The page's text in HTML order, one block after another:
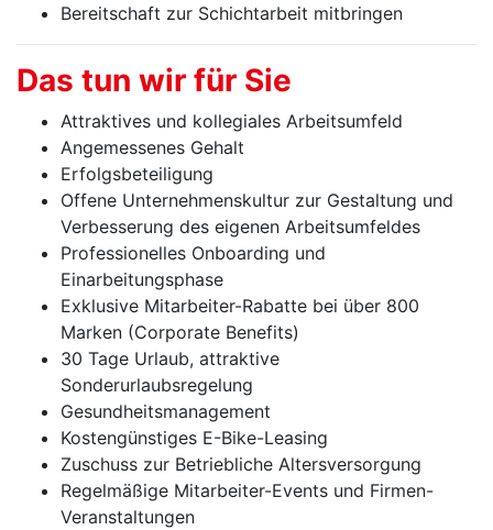
Bereitschaft zur Schichtarbeit mitbringen
Das tun wir für Sie
Attraktives und kollegiales Arbeitsumfeld
Angemessenes Gehalt
Erfolgsbeteiligung
Offene Unternehmenskultur zur Gestaltung und
Verbesserung des eigenen Arbeitsumfeldes
Professionelles Onboarding und
Einarbeitungsphase
Exklusive Mitarbeiter-Rabatte bei über 800
Marken (Corporate Benefits)
30 Tage Urlaub, attraktive
Sonderurlaubsregelung
Gesundheitsmanagement
Kostengünstiges E-Bike-Leasing
Zuschuss zur Betriebliche Altersversorgung
Regelmäßige Mitarbeiter-Events und Firmen-
Veranstaltungen